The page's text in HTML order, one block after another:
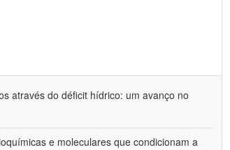
através do déficit hídrico: um avanço no
e moleculares que condicionam a